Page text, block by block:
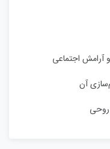
آرامش اجتماعی
آن
روحی